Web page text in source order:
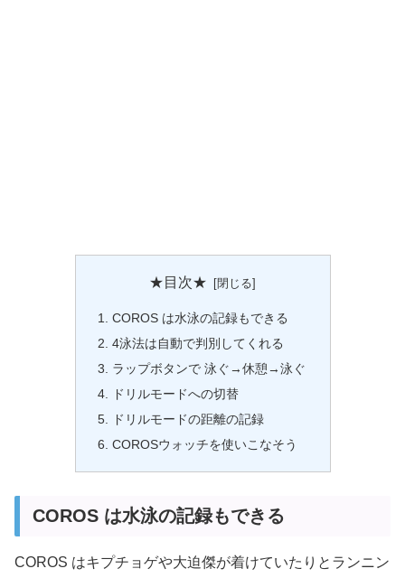
★目次★
COROS は水泳の記録もできる
4泳法は自動で判別してくれる
ラップボタンで 泳ぐ→休憩→泳ぐ
ドリルモードへの切替
ドリルモードの距離の記録
COROSウォッチを使いこなそう
COROS は水泳の記録もできる
COROS はキプチョゲや大迫傑が着けていたりとランニン